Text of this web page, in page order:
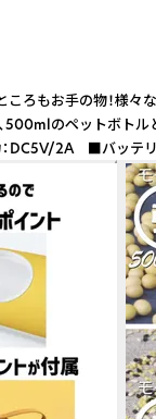
手の物！
のペッ
：DC5V/2A ■バッテ